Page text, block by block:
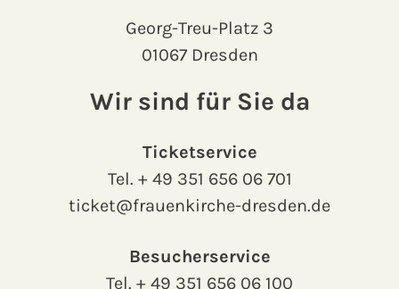
Georg-Treu-Platz 3
01067 Dresden
Wir sind für Sie da
Ticketservice
Tel. + 49 351 656 06 701
ticket@frauenkirche-dresden.de
Besucherservice
Tel. + 49 351 656 06 100